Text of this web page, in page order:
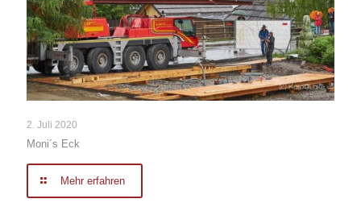
2. Juli 2020
Moni´s Eck
Mehr erfahren